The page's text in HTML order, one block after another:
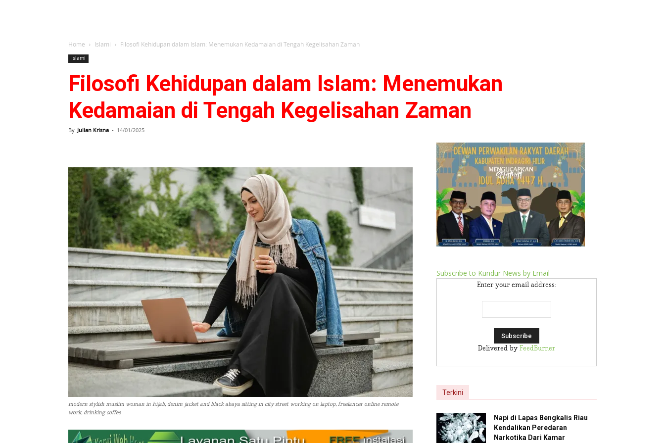
Home Islami Filosofi Kehidupan dalam Islam: Menemukan Kedamaian di Tengah Kegelisahan Zaman
Islami
Filosofi Kehidupan dalam Islam: Menemukan
Kedamaian di Tengah Kegelisahan Zaman
By Julian Krisna - 14/01/2025
modern stylish muslim woman in hijab, denim jacket and black abaya sitting in city street working on laptop, freelancer online remote
work, drinking coffee
Subscribe to Kundur News by Email
Enter your email address:
Delivered by FeedBurner
Terkini
Napi di Lapas Bengkalis Riau
Kendalikan Peredaran
Narkotika Dari Kamar